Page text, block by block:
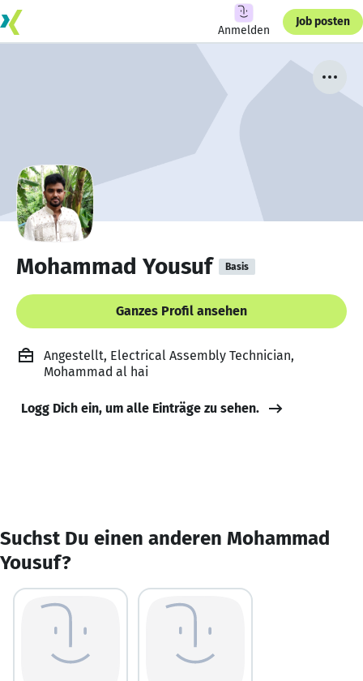
Anmelden
Job posten
Mohammad Yousuf Basis
Ganzes Profil ansehen
Angestellt, Electrical Assembly Technician,
Mohammad al hai
Logg Dich ein, um alle Einträge zu sehen.
Suchst Du einen anderen Mohammad
Yousuf?